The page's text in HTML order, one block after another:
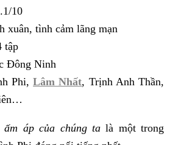
10
xuân, tình cảm lãng mạn
tập
Đông Ninh
Phi,Lâm Nhất, Trịnh Anh Thần,
áp của chúng talà một trong